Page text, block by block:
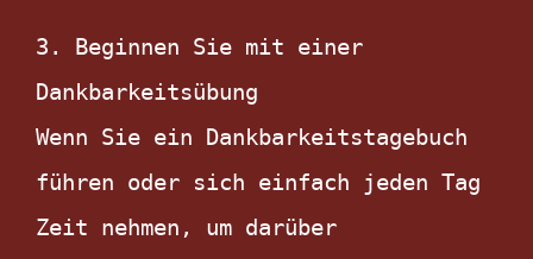
3. Beginnen Sie mit einer
Dankbarkeitsübung
Wenn Sie ein Dankbarkeitstagebuch
führen oder sich einfach jeden Tag
Zeit nehmen, um darüber